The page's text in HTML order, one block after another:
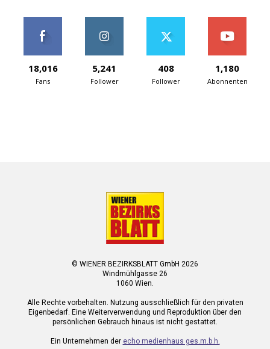
18,016
Fans
5,241
Follower
408
Follower
1,180
Abonnenten
© WIENER BEZIRKSBLATT GmbH 2026
Windmühlgasse 26
1060 Wien.
Alle Rechte vorbehalten. Nutzung ausschließlich für den privaten
Eigenbedarf. Eine Weiterverwendung und Reproduktion über den
persönlichen Gebrauch hinaus ist nicht gestattet.
Ein Unternehmen der echo medienhaus ges.m.b.h.